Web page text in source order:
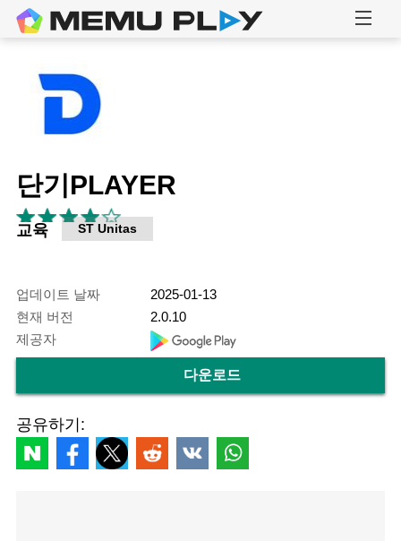
단기PLAYER
교육 ST Unitas
업데이트 날짜
2025-01-13
현재 버전
2.0.10
제공자
다운로드
공유하기: